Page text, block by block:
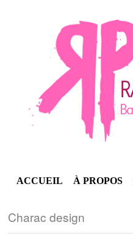
ACCUEIL À PROPOS
Charac design